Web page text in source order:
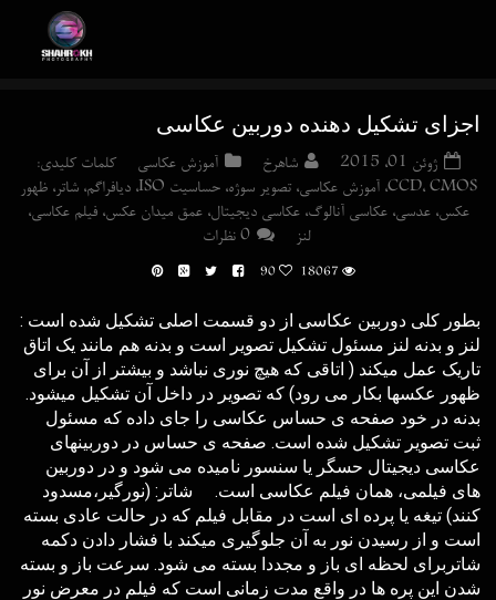
اجزای تشکیل دهنده دوربین عکاسی
ژوئن 01, 2015 شاهرخ آموزش عکاسی
کلمات کلیدی:
CCD, CMOS
, آموزش عکاسی,تصوير سوژه,حساسیت ISO ,دیافراگم,شاتر,ظهور
عکس,عدسی,عکاسی آنالوگ,عکاسی دیجیتال,عمق ميدان عکس,فیلم عکاسی,
لنز
0 نظرات
18067
90
بطور کلی دوربین عکاسی از دو قسمت اصلی تشکیل شده است :
لنز و بدنه لنز مسئول تشکیل تصویر است و بدنه هم مانند یک اتاق
تاریک عمل میکند ( اتاقی که هیچ نوری نباشد و بیشتر از آن برای
ظهور عکسها بکار می رود) که تصویر در داخل آن تشکیل میشود.
بدنه در خود صفحه ی حساس عکاسی را جای داده که مسئول
ثبت تصویر تشکیل شده است. صفحه ی حساس در دوربینهای
عکاسی دیجیتال حسگر یا سنسور نامیده می شود و در دوربین
های فیلمی، همان فیلم عکاسی است. شاتر: (نورگیر،مسدود
کنند) تیغه یا پرده ای است در مقابل فیلم که در حالت عادی بسته
است و از رسیدن نور به آن جلوگیری میکند با فشار دادن دکمه
شاتربرای لحظه ای باز و مجددا بسته می شود. سرعت باز و بسته
شدن این پره ها در واقع مدت زمانی است که فیلم در معرض نور